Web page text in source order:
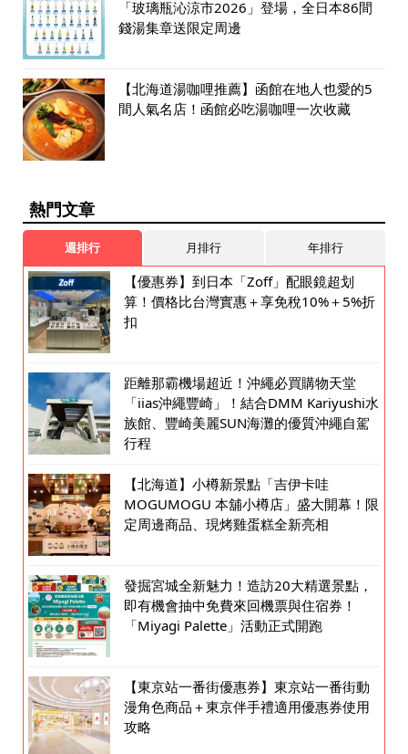
「玻璃瓶沁涼市2026」登場，全日本86間
錢湯集章送限定周邊
【北海道湯咖哩推薦】函館在地人也愛的5
間人氣名店！函館必吃湯咖哩一次收藏
熱門文章
週排行 月排行 年排行
【優惠券】到日本「Zoff」配眼鏡超划
算！價格比台灣實惠＋享免稅10%＋5%折
扣
距離那霸機場超近！沖繩必買購物天堂
「iias沖繩豐崎」！結合DMM Kariyushi水
族館、豐崎美麗SUN海灘的優質沖繩自駕
行程
【北海道】小樽新景點「吉伊卡哇
MOGUMOGU 本舖小樽店」盛大開幕！限
定周邊商品、現烤雞蛋糕全新亮相
發掘宮城全新魅力！造訪20大精選景點，
即有機會抽中免費來回機票與住宿券！
「Miyagi Palette」活動正式開跑
【東京站一番街優惠券】東京站一番街動
漫角色商品＋東京伴手禮適用優惠券使用
攻略